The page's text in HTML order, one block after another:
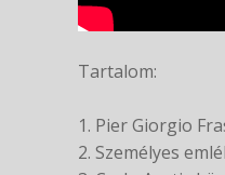
Tartalom:
1. Pier Giorgio
2. Személyes